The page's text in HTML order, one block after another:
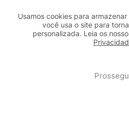
Usamos cookies para
você usa o site para
personalizada. Leia os